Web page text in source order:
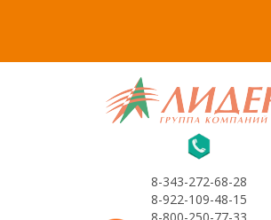
8-343-272-68-28
8-922-109-48-15